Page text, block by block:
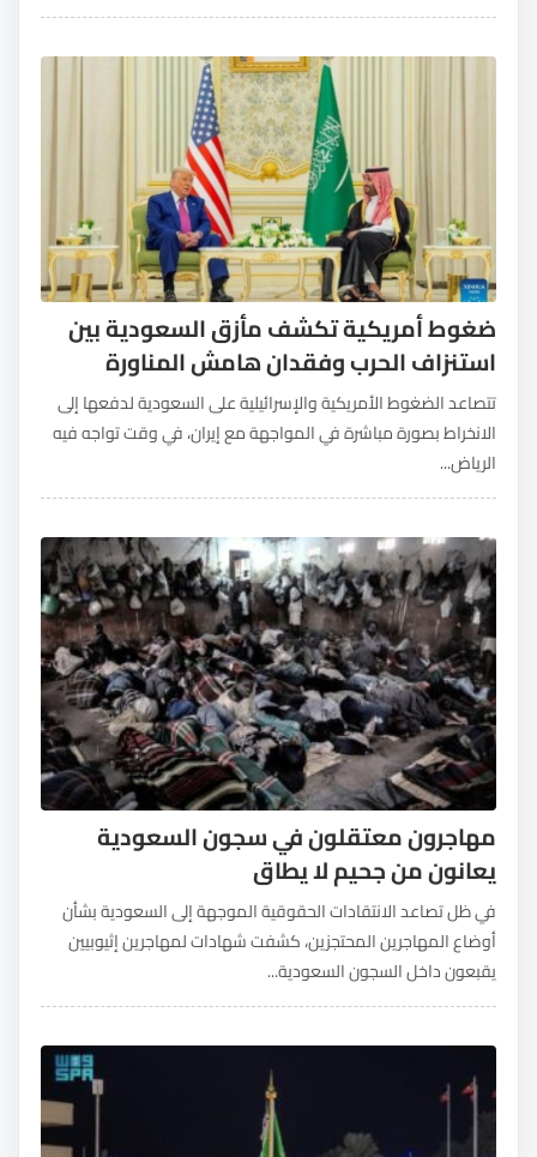
ضغوط أمريكية تكشف مأزق السعودية بين
استنزاف الحرب وفقدان هامش المناورة
تتصاعد الضغوط الأمريكية والإسرائيلية على السعودية لدفعها إلى
الانخراط بصورة مباشرة في المواجهة مع إيران، في وقت تواجه فيه
الرياض...
مهاجرون معتقلون في سجون السعودية
يعانون من جحيم لا يطاق
في ظل تصاعد الانتقادات الحقوقية الموجهة إلى السعودية بشأن
أوضاع المهاجرين المحتجزين، كشفت شهادات لمهاجرين إثيوبيين
يقبعون داخل السجون السعودية...